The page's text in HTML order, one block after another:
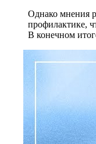
Однако мнения
профилактике,
В конечном